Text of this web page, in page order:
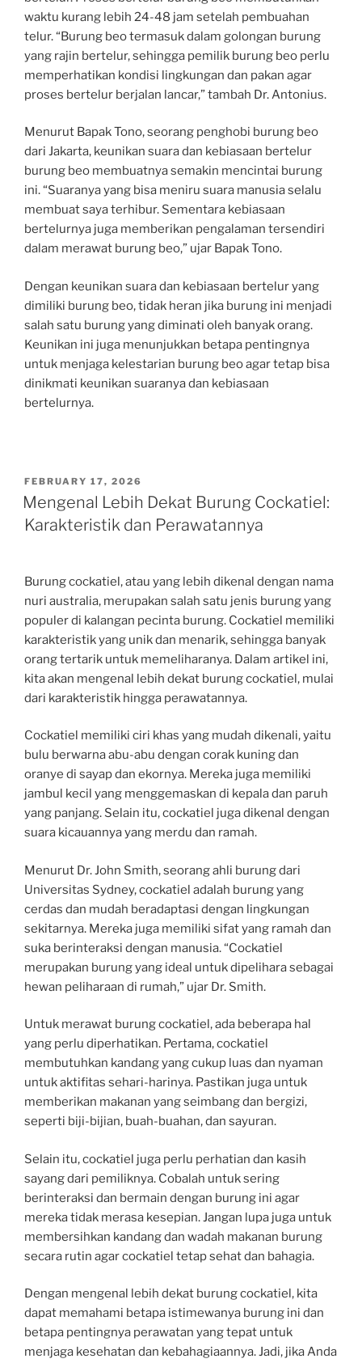
waktu kurang lebih 24-48 jam setelah pembuahan
telur. “Burung beo termasuk dalam golongan burung
yang rajin bertelur, sehingga pemilik burung beo perlu
memperhatikan kondisi lingkungan dan pakan agar
proses bertelur berjalan lancar,” tambah Dr. Antonius.
Menurut Bapak Tono, seorang penghobi burung beo
dari Jakarta, keunikan suara dan kebiasaan bertelur
burung beo membuatnya semakin mencintai burung
ini. “Suaranya yang bisa meniru suara manusia selalu
membuat saya terhibur. Sementara kebiasaan
bertelurnya juga memberikan pengalaman tersendiri
dalam merawat burung beo,” ujar Bapak Tono.
Dengan keunikan suara dan kebiasaan bertelur yang
dimiliki burung beo, tidak heran jika burung ini menjadi
salah satu burung yang diminati oleh banyak orang.
Keunikan ini juga menunjukkan betapa pentingnya
untuk menjaga kelestarian burung beo agar tetap bisa
dinikmati keunikan suaranya dan kebiasaan
bertelurnya.
POSTED
ON
FEBRUARY 17, 2026
Mengenal Lebih Dekat Burung Cockatiel:
Karakteristik dan Perawatannya
Burung cockatiel, atau yang lebih dikenal dengan nama
nuri australia, merupakan salah satu jenis burung yang
populer di kalangan pecinta burung. Cockatiel memiliki
karakteristik yang unik dan menarik, sehingga banyak
orang tertarik untuk memeliharanya. Dalam artikel ini,
kita akan mengenal lebih dekat burung cockatiel, mulai
dari karakteristik hingga perawatannya.
Cockatiel memiliki ciri khas yang mudah dikenali, yaitu
bulu berwarna abu-abu dengan corak kuning dan
oranye di sayap dan ekornya. Mereka juga memiliki
jambul kecil yang menggemaskan di kepala dan paruh
yang panjang. Selain itu, cockatiel juga dikenal dengan
suara kicauannya yang merdu dan ramah.
Menurut Dr. John Smith, seorang ahli burung dari
Universitas Sydney, cockatiel adalah burung yang
cerdas dan mudah beradaptasi dengan lingkungan
sekitarnya. Mereka juga memiliki sifat yang ramah dan
suka berinteraksi dengan manusia. “Cockatiel
merupakan burung yang ideal untuk dipelihara sebagai
hewan peliharaan di rumah,” ujar Dr. Smith.
Untuk merawat burung cockatiel, ada beberapa hal
yang perlu diperhatikan. Pertama, cockatiel
membutuhkan kandang yang cukup luas dan nyaman
untuk aktifitas sehari-harinya. Pastikan juga untuk
memberikan makanan yang seimbang dan bergizi,
seperti biji-bijian, buah-buahan, dan sayuran.
Selain itu, cockatiel juga perlu perhatian dan kasih
sayang dari pemiliknya. Cobalah untuk sering
berinteraksi dan bermain dengan burung ini agar
mereka tidak merasa kesepian. Jangan lupa juga untuk
membersihkan kandang dan wadah makanan burung
secara rutin agar cockatiel tetap sehat dan bahagia.
Dengan mengenal lebih dekat burung cockatiel, kita
dapat memahami betapa istimewanya burung ini dan
betapa pentingnya perawatan yang tepat untuk
menjaga kesehatan dan kebahagiaannya. Jadi, jika Anda